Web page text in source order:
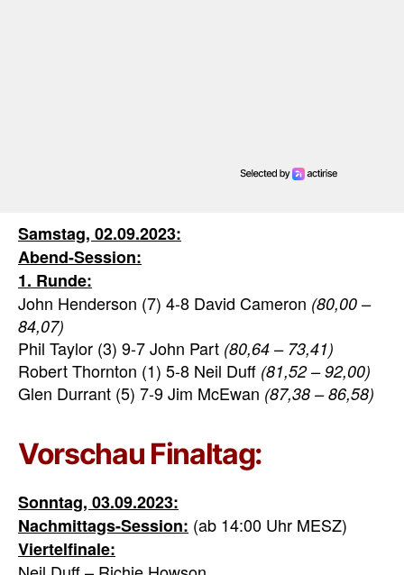
Samstag, 02.09.2023:
Abend-Session:
1. Runde:
John Henderson (7) 4-8 David Cameron (80,00 –
84,07)
Phil Taylor (3) 9-7 John Part (80,64 – 73,41)
Robert Thornton (1) 5-8 Neil Duff (81,52 – 92,00)
Glen Durrant (5) 7-9 Jim McEwan (87,38 – 86,58)
Vorschau Finaltag:
Sonntag, 03.09.2023:
Nachmittags-Session: (ab 14:00 Uhr MESZ)
Viertelfinale: